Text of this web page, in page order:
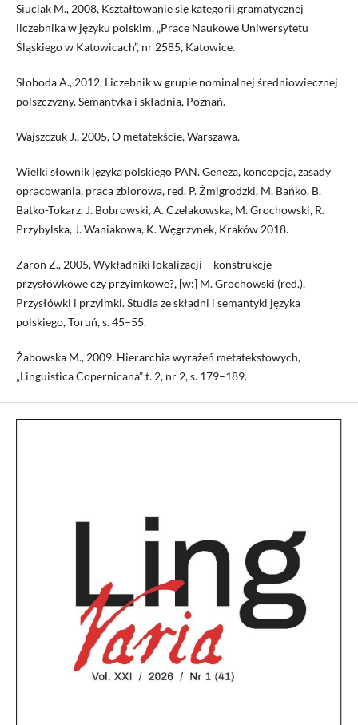
Siuciak M., 2008, Kształtowanie się kategorii gramatycznej
liczebnika w języku polskim, „Prace Naukowe Uniwersytetu
Śląskiego w Katowicach”, nr 2585, Katowice.
Słoboda A., 2012, Liczebnik w grupie nominalnej średniowiecznej
polszczyzny. Semantyka i składnia, Poznań.
Wajszczuk J., 2005, O metatekście, Warszawa.
Wielki słownik języka polskiego PAN. Geneza, koncepcja, zasady
opracowania, praca zbiorowa, red. P. Żmigrodzki, M. Bańko, B.
Batko-Tokarz, J. Bobrowski, A. Czelakowska, M. Grochowski, R.
Przybylska, J. Waniakowa, K. Węgrzynek, Kraków 2018.
Zaron Z., 2005, Wykładniki lokalizacji – konstrukcje
przysłówkowe czy przyimkowe?, [w:] M. Grochowski (red.),
Przysłówki i przyimki. Studia ze składni i semantyki języka
polskiego, Toruń, s. 45–55.
Żabowska M., 2009, Hierarchia wyrażeń metatekstowych,
„Linguistica Copernicana” t. 2, nr 2, s. 179–189.